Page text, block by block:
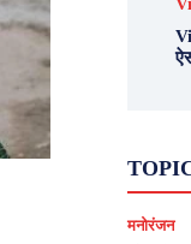
मनोरंजन